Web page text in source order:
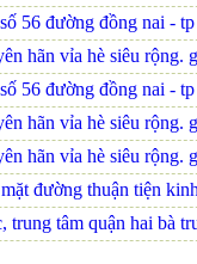
56 đường đồng nai -
hãn vỉa hè siêu rộng.
56 đường đồng nai -
hãn vỉa hè siêu rộng.
hãn vỉa hè siêu rộng.
đường thuận tiện
trung tâm quận hai bà